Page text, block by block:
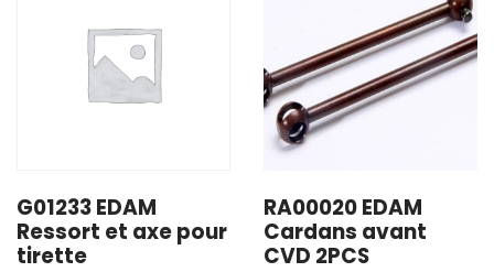
G01233 EDAM
Ressort et axe pour
tirette
RA00020 EDAM
Cardans avant
CVD 2PCS